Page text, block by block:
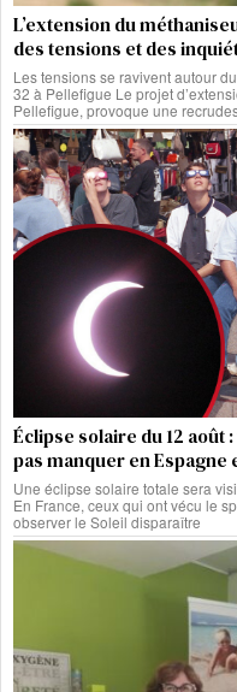
L’extension du
des tensions et des
Les tensions se ravivent autour
32 à Pellefigue Le projet
Pellefigue, provoque une
Éclipse solaire du 12 août
pas manquer en
Une éclipse solaire totale sera
En France, ceux qui ont vécu le
observer le Soleil disparaître